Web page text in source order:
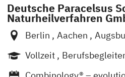
Deutsche Paracelsus
Naturheilverfahren
Berlin Aachen
Bremen
Chemnitz
Essen
Vollzeit
Fernlehrgang